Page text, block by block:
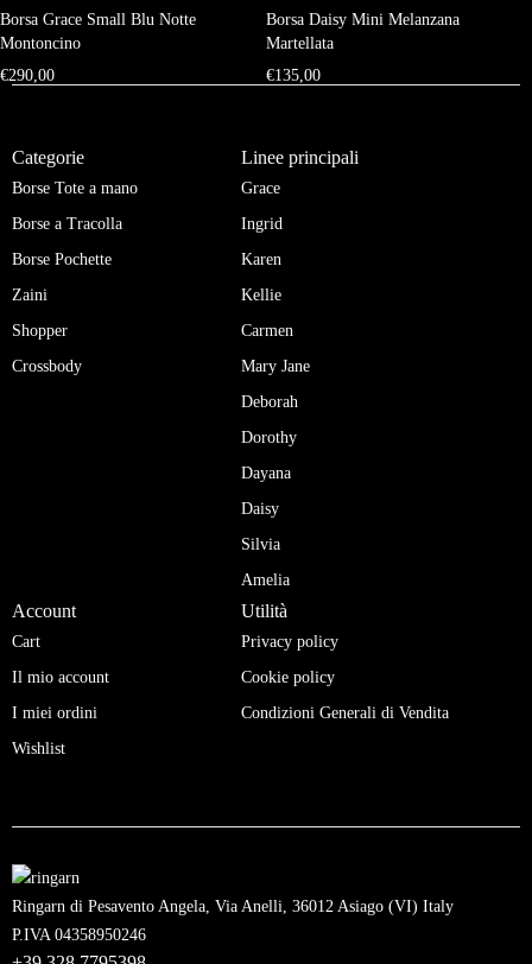
Borsa Grace Small Blu Notte
Montoncino
€290,00
Borsa Daisy Mini Melanzana
Martellata
€135,00
Categorie
Borse Tote a mano
Borse a Tracolla
Borse Pochette
Zaini
Shopper
Crossbody
Linee principali
Grace
Ingrid
Karen
Kellie
Carmen
Mary Jane
Deborah
Dorothy
Dayana
Daisy
Silvia
Amelia
Account
Cart
Il mio account
I miei ordini
Wishlist
Utilità
Privacy policy
Cookie policy
Condizioni Generali di Vendita
Ringarn di Pesavento Angela, Via Anelli, 36012 Asiago (VI) Italy
P.IVA 04358950246